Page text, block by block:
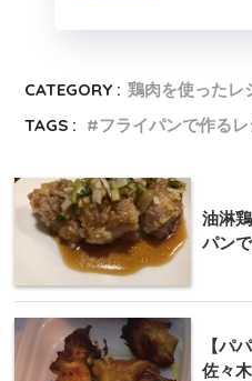
CATEGORY : 鶏肉を使ったレ
TAGS :
フライパンで作る
油淋
パン
【パ
佐々